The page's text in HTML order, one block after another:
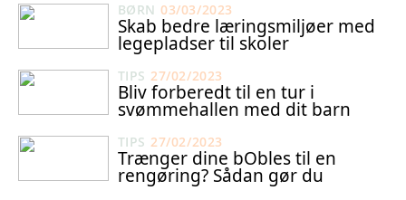
BØRN 03/03/2023
Skab bedre læringsmiljøer med
legepladser til skoler
TIPS 27/02/2023
Bliv forberedt til en tur i
svømmehallen med dit barn
TIPS 27/02/2023
Trænger dine bObles til en
rengøring? Sådan gør du